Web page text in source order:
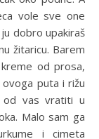
vole sve one
dobro upakiraš
žitaricu. Barem
od prosa,
puta i rižu
od vas vratiti u
Malo sam ga
i cimeta